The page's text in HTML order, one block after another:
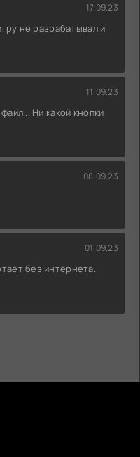
17.09.23
не разрабатывал и
11.09.23
Ни какой кнопки
08.09.23
01.09.23
без интернета.